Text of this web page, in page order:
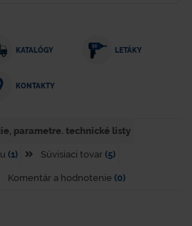
KATALÓGY LETÁKY
KONTAKTY
parametre. technické listy
(1) Súvisiaci tovar (5)
Komentár a hodnotenie (0)